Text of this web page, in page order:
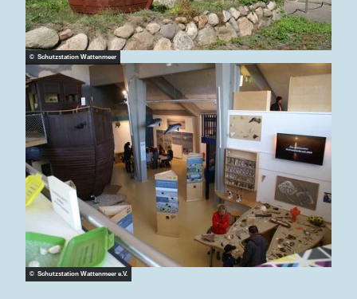
© Schutzstation Wattenmeer
© Schutzstation Wattenmeer e.V.